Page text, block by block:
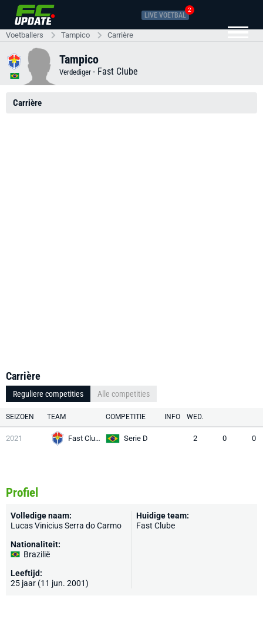
LIVE VOETBAL
2
Voetballers Tampico Carrière
Tampico
Verdediger - Fast Clube
Carrière
Carrière
Reguliere competities Alle competities
SEIZOEN TEAM COMPETITIE INFO WED.
2021 Fast Clube Serie D 2 0 0
Profiel
Volledige naam:
Lucas Vinicius Serra do Carmo
Nationaliteit:
Brazilië
Leeftijd:
25 jaar (11 jun. 2001)
Huidige team:
Fast Clube